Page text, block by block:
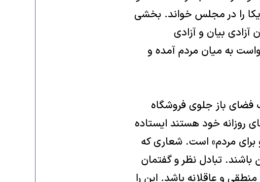
را در مجلس خواند. بخشی
بیان و آزادی
به میان مردم آمده و
فضای باز جلوی فروشگاه
روزانه خود هستند ایستاده
برای مردم» است. شعاری که
تبادل نظر و گفتمان
منطقی و عاقلانه باشد. این را